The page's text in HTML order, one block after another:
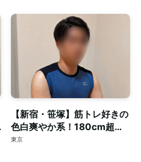
【新宿・笹塚】筋トレ好きの
色白爽やか系！180cm超え
の長身・がっちり体型セラピ
東京